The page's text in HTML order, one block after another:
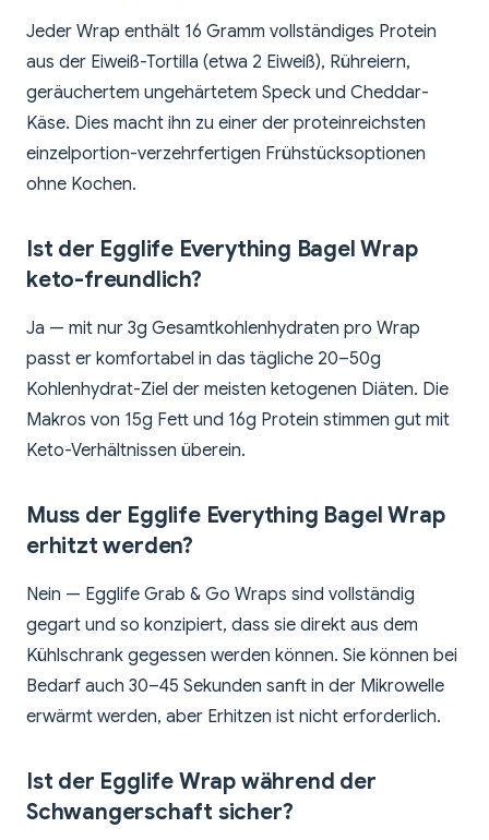
Jeder Wrap enthält 16 Gramm vollständiges Protein
aus der Eiweiß-Tortilla (etwa 2 Eiweiß), Rühreiern,
geräuchertem ungehärtetem Speck und Cheddar-
Käse. Dies macht ihn zu einer der proteinreichsten
einzelportion-verzehrfertigen Frühstücksoptionen
ohne Kochen.
Ist der Egglife Everything Bagel Wrap
keto-freundlich?
Ja — mit nur 3g Gesamtkohlenhydraten pro Wrap
passt er komfortabel in das tägliche 20–50g
Kohlenhydrat-Ziel der meisten ketogenen Diäten. Die
Makros von 15g Fett und 16g Protein stimmen gut mit
Keto-Verhältnissen überein.
Muss der Egglife Everything Bagel Wrap
erhitzt werden?
Nein — Egglife Grab & Go Wraps sind vollständig
gegart und so konzipiert, dass sie direkt aus dem
Kühlschrank gegessen werden können. Sie können bei
Bedarf auch 30–45 Sekunden sanft in der Mikrowelle
erwärmt werden, aber Erhitzen ist nicht erforderlich.
Ist der Egglife Wrap während der
Schwangerschaft sicher?